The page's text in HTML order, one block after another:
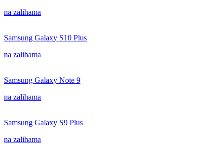
na zalihama
Samsung Galaxy S10 Plus
na zalihama
Samsung Galaxy Note 9
na zalihama
Samsung Galaxy S9 Plus
na zalihama